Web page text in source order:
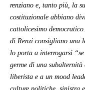
renziano e, tanto più, la
costituzionale abbiano
cattolicesimo
di Renzi consigliano una
lo porta a interrogarsi
germe di una
liberista e a un mood